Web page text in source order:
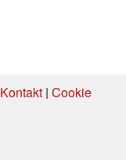
Kontakt| Cookie